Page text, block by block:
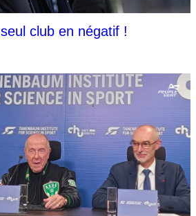
club en négatif !